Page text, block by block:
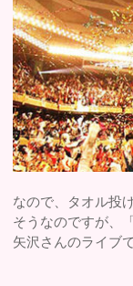
なので、タオル投
そうなのですが、
矢沢さんのライブ